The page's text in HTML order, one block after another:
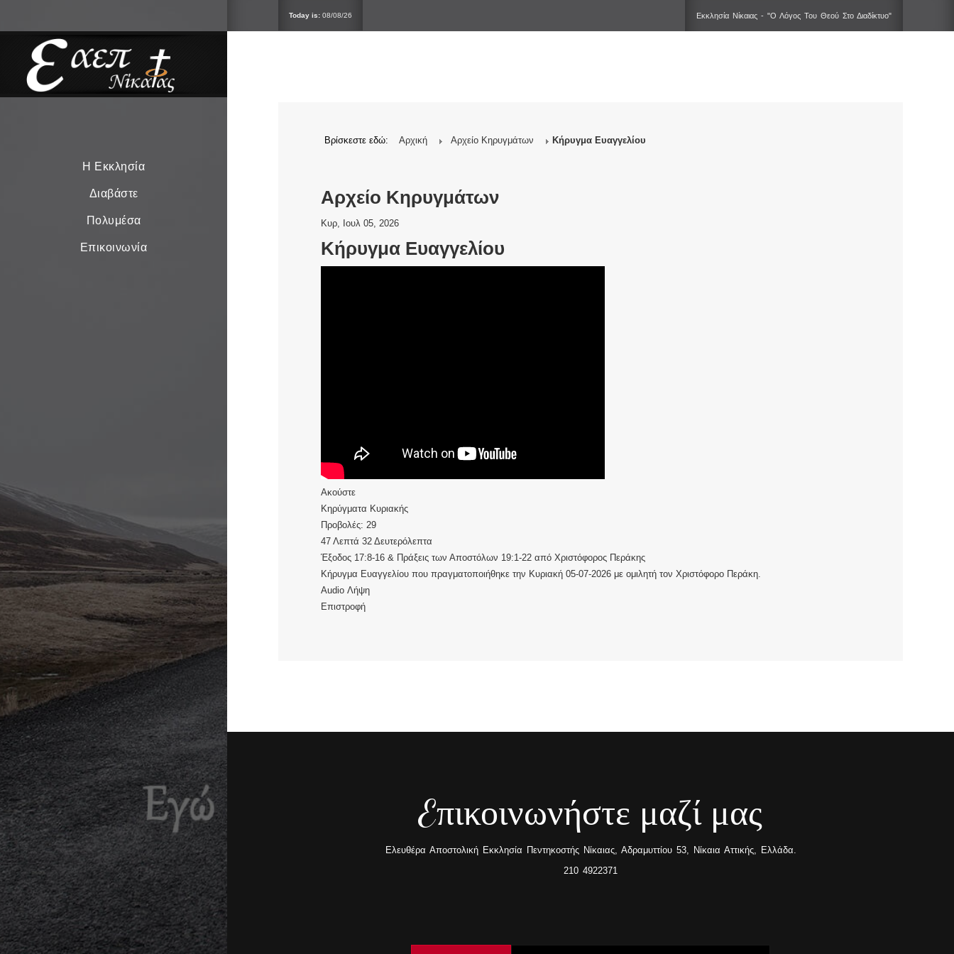
Η Εκκλησία
Διαβάστε
Πολυμέσα
Επικοινωνία
Today is:08/08/26 Εκκλησία Νίκαιας - "Ο Λόγος Του Θεού Στο Διαδίκτυο"
Βρίσκεστε εδώ: Αρχική Αρχείο Κηρυγμάτων Κήρυγμα Ευαγγελίου
Αρχείο Κηρυγμάτων
Κυρ, Ιουλ 05, 2026
Κήρυγμα Ευαγγελίου
Ακούστε
Κηρύγματα Κυριακής
Προβολές: 29
47 Λεπτά 32 Δευτερόλεπτα
Έξοδος 17:8-16& Πράξεις των Αποστόλων 19:1-22από Χριστόφορος Περάκης
Κήρυγμα Ευαγγελίου που πραγματοποιήθηκε την Κυριακή 05-07-2026 με ομιλητή τον Χριστόφορο Περάκη.
AudioΛήψη
Επιστροφή
Eπικοινωνήστε μαζί μας
Ελευθέρα Αποστολική Εκκλησία Πεντηκοστής Νίκαιας, Αδραμυττίου 53, Νίκαια Αττικής, Ελλάδα.
210 4922371